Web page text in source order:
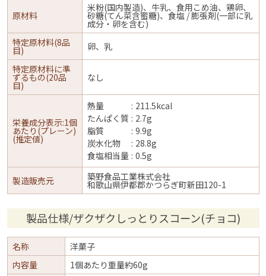
原材料
米粉(国内製造)、牛乳、食用こめ油、鶏卵、
砂糖(てん菜含蜜糖)、食塩 / 膨張剤(一部に乳
成分・卵を含む)
特定原材料(8品
目)
卵、乳
特定原材料に準
ずるもの(20品
目)
なし
栄養成分表示:1個
あたり(プレーン)
(推定値)
熱量
211.5kcal
たんぱく質
2.7g
脂質
9.9g
炭水化物
28.8g
食塩相当量 0.5g
製造販売元 築野食品工業株式会社
和歌山県伊都郡かつらぎ町新田120-1
製品仕様/ザクザクしっとりスコーン(チョコ)
名称
洋菓子
内容量
1個あたり重量約60g